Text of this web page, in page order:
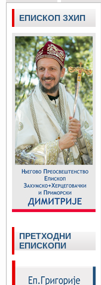
ЕПИСКОП ЗХИП
ПРЕТХОДНИ
ЕПИСКОПИ